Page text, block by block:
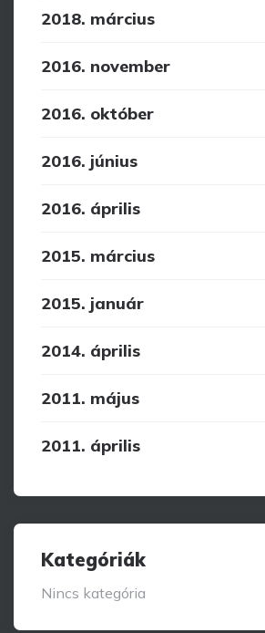
2018. március
2016. november
2016. október
2016. június
2016. április
2015. március
2015. január
2014. április
2011. május
2011. április
Kategóriák
Nincs kategória